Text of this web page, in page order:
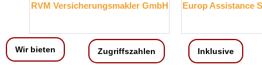
RVM Versicherungsmakler GmbH Europ Assistance
Wir bieten Zugriffszahlen Inklusive